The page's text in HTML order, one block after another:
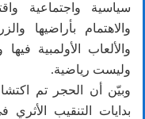
سياسية واجتماعية
والاهتمام بأراضيها
والألعاب الأولمبية
وليست رياضية.
بدايات التنقيب